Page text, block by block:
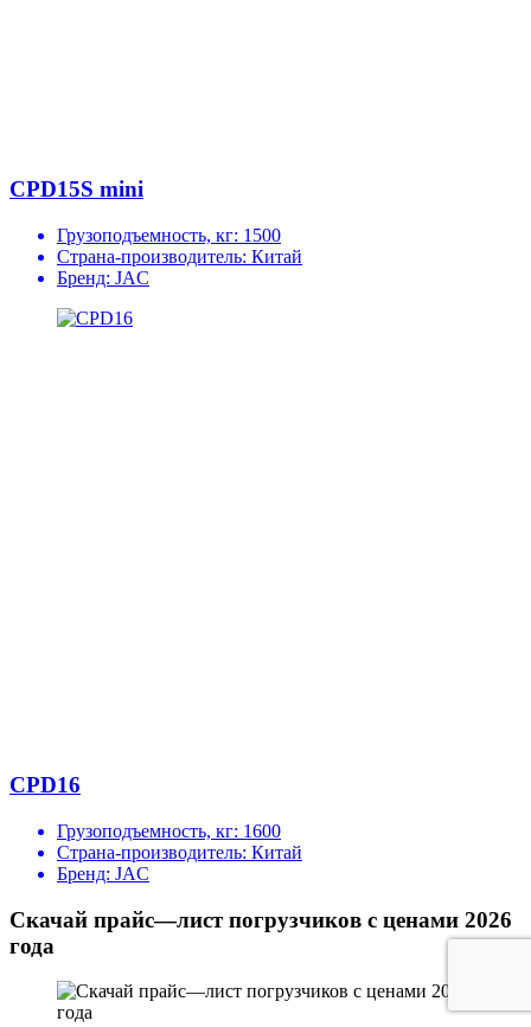
CPD15S mini
Грузоподъемность, кг: 1500
Страна-производитель: Китай
Бренд: JAC
CPD16
Грузоподъемность, кг: 1600
Страна-производитель: Китай
Бренд: JAC
Скачай прайс—лист погрузчиков с ценами 2026
года